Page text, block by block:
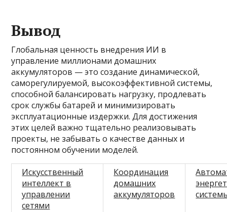
Вывод
Глобальная ценность внедрения ИИ в
управление миллионами домашних
аккумуляторов — это создание динамической,
саморегулируемой, высокоэффективной системы,
способной балансировать нагрузку, продлевать
срок службы батарей и минимизировать
эксплуатационные издержки. Для достижения
этих целей важно тщательно реализовывать
проекты, не забывать о качестве данных и
постоянном обучении моделей.
Искусственный
интеллект в
управлении
сетями
Координация
домашних
аккумуляторов